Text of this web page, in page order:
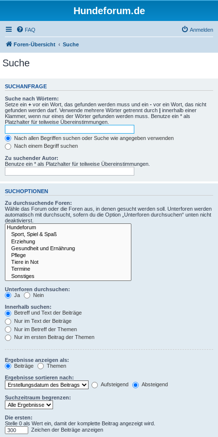
Hundeforum.de
FAQ Anmelden
Foren-Übersicht Suche
Suche
SUCHANFRAGE
Suche nach Wörtern:
Setze ein + vor ein Wort, das gefunden werden muss und ein - vor ein Wort, das nicht
gefunden werden darf. Verwende mehrere Wörter getrennt durch | innerhalb einer
Klammer, wenn nur eines der Wörter gefunden werden muss. Benutze ein * als
Platzhalter für teilweise Übereinstimmungen.
Nach allen Begriffen suchen oder Suche wie angegeben verwenden
Nach einem Begriff suchen
Zu suchender Autor:
Benutze ein * als Platzhalter für teilweise Übereinstimmungen.
SUCHOPTIONEN
Zu durchsuchende Foren:
Wähle das Forum oder die Foren aus, in denen gesucht werden soll. Unterforen werden
automatisch mit durchsucht, sofern du die Option „Unterforen durchsuchen“ unten nicht
deaktivierst.
Unterforen durchsuchen:
Ja
Nein
Innerhalb suchen:
Betreff und Text der Beiträge
Nur im Text der Beiträge
Nur im Betreff der Themen
Nur im ersten Beitrag der Themen
Ergebnisse anzeigen als:
Beiträge
Themen
Ergebnisse sortieren nach:
Aufsteigend
Absteigend
Suchzeitraum begrenzen:
Die ersten:
Stelle 0 als Wert ein, damit der komplette Beitrag angezeigt wird.
Zeichen der Beiträge anzeigen